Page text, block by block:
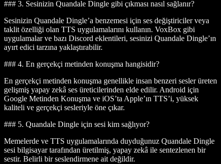
### 3. Sesinizin Quandale Dingle gibi çıkması nasıl sağlanır?
Sesinizin Quandale Dingle’a benzemesi için ses değiştiriciler veya
taklit özelliği olan TTS uygulamalarını kullanın. VoxBox gibi
uygulamalar ve bazı Discord eklentileri, sesinizi Quandale Dingle’ın
ayırt edici tarzına yaklaştırabilir.
### 4. En gerçekçi metinden konuşma hangisidir?
En gerçekçi metinden konuşma genellikle insan benzeri sesler üreten
gelişmiş yapay zekâ ses üreticilerinden elde edilir. Android için
Google Metinden Konuşma ve iOS’ta Apple’ın TTS’i, yüksek
kaliteli ve gerçekçi sesleriyle öne çıkar.
### 5. Quandale Dingle için sesi kim sağlıyor?
Memelerde ve TTS uygulamalarında duyduğunuz Quandale Dingle
sesi bilgisayar tarafından üretilmiş, yapay zekâ ile sentezlenen bir
sestir. Belirli bir seslendirmene ait değildir.